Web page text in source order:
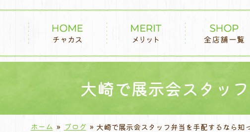
ッ
大崎で展示会スタッ
ホーム » ブログ » 大崎で展示会スタッフ弁当を手配するなら知